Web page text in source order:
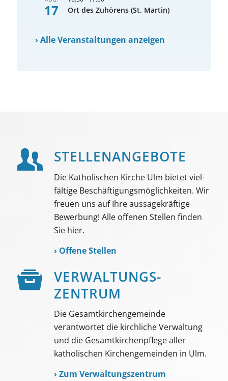
17 Ort des Zuhörens (St. Martin)
›Alle Veranstaltungen anzeigen
STELLEN­ANGEBOTE
Die Katholischen Kirche Ulm bietet viel­
fältige Beschäf­tigungs­möglich­keiten. Wir
freuen uns auf Ihre aussage­kräftige
Bewerbung! Alle offenen Stellen finden
Sie hier.
› Offene Stellen
VER­WALTUNGS­­
ZENTRUM
Die Gesamtkirchengemeinde
verantwortet die kirchliche Verwaltung
und die Gesamtkirchenpflege aller
katholischen Kirchengemeinden in Ulm.
› Zum Verwaltungszentrum